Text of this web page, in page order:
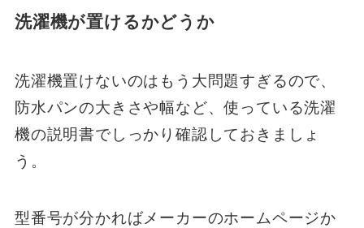
洗濯機が置けるかどうか
洗濯機置けないのはもう大問題すぎるので、
防水パンの大きさや幅など、使っている洗濯
機の説明書でしっかり確認しておきましょ
う。
型番号が分かればメーカーのホームページか